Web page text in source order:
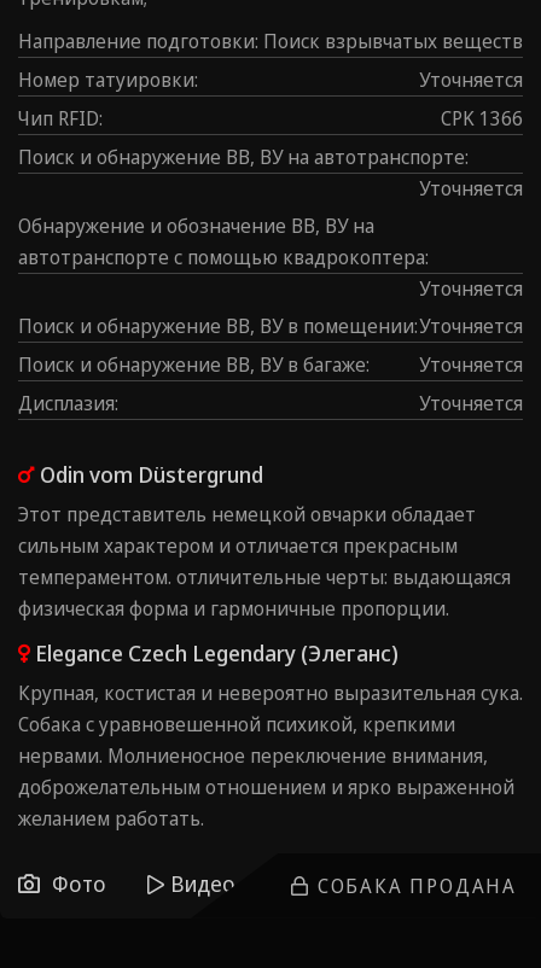
Направление подготовки: Поиск взрывчатых веществ
Номер татуировки:
Уточняется
Чип RFID:
CPK 1366
Поиск и обнаружение ВВ, ВУ на автотранспорте:
Уточняется
Обнаружение и обозначение ВВ, ВУ на
автотранспорте с помощью квадрокоптера:
Уточняется
Поиск и обнаружение ВВ, ВУ в помещении:Уточняется
Поиск и обнаружение ВВ, ВУ в багаже:
Уточняется
Дисплазия: Уточняется
Odin vom Düstergrund
Этот представитель немецкой овчарки обладает
сильным характером и отличается прекрасным
темпераментом. отличительные черты: выдающаяся
физическая форма и гармоничные пропорции.
Elegance Сzech Legendary (Элеганс)
Крупная, костистая и невероятно выразительная сука.
Собака с уравновешенной психикой, крепкими
нервами. Молниеносное переключение внимания,
доброжелательным отношением и ярко выраженной
желанием работать.
Фото Видео СОБАКА ПРОДАНА